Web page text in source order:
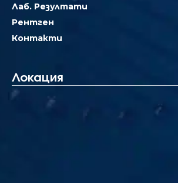
Лаб. Резултати
Рентген
Контакти
Локация